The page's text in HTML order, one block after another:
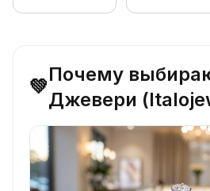
💚
Почему
Джевери